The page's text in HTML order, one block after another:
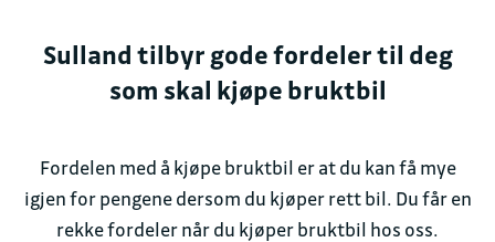
Sulland tilbyr gode fordeler til deg
som skal kjøpe bruktbil
Fordelen med å kjøpe bruktbil er at du kan få mye
igjen for pengene dersom du kjøper rett bil. Du får en
rekke fordeler når du kjøper bruktbil hos oss.